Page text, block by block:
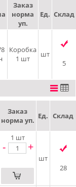
Заказ
норма
уп.
Ед. Склад
Коробка
1 шт
шт
5
Заказ
норма уп. Ед. Склад
1 шт
- +
шт
28